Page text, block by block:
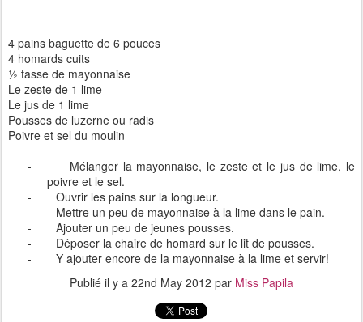
4 pains baguette de 6 pouces
4 homards cuits
½ tasse de mayonnaise
Le zeste de 1 lime
Le jus de 1 lime
Pousses de luzerne ou radis
Poivre et sel du moulin
-
Mélanger la mayonnaise, le zeste et le jus de lime, le
poivre et le sel.
-
Ouvrir les pains sur la longueur.
-
Mettre un peu de mayonnaise à la lime dans le pain.
-
Ajouter un peu de jeunes pousses.
-
Déposer la chaire de homard sur le lit de pousses.
-
Y ajouter encore de la mayonnaise à la lime et servir!
Publié il y a 22nd May 2012 par Miss Papila